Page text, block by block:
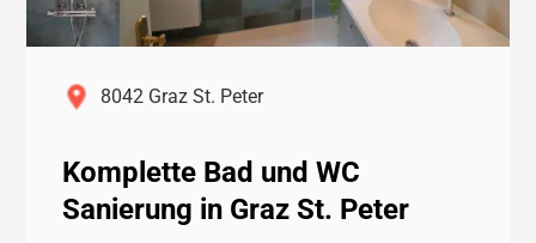
8042 Graz St. Peter
Komplette Bad und WC
Sanierung in Graz St. Peter